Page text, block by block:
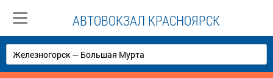
АВТОВОКЗАЛ КРАСНОЯРСК